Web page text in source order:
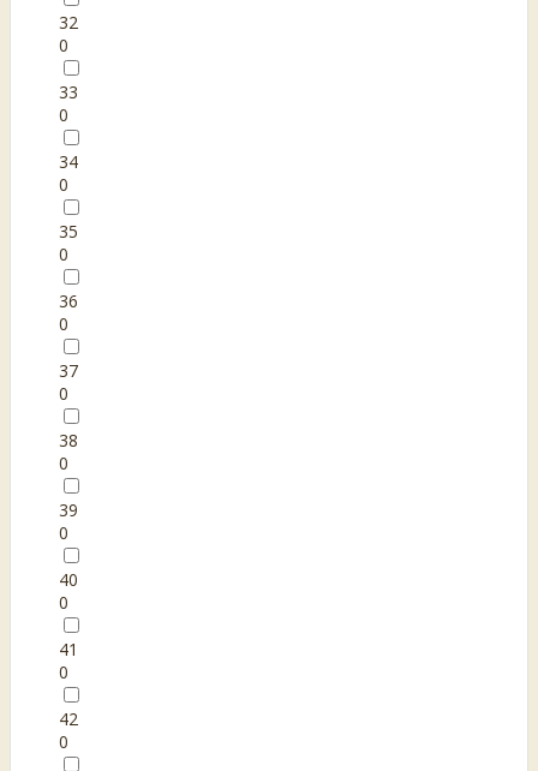
32
0
33
0
34
0
35
0
36
0
37
0
38
0
39
0
40
0
41
0
42
0